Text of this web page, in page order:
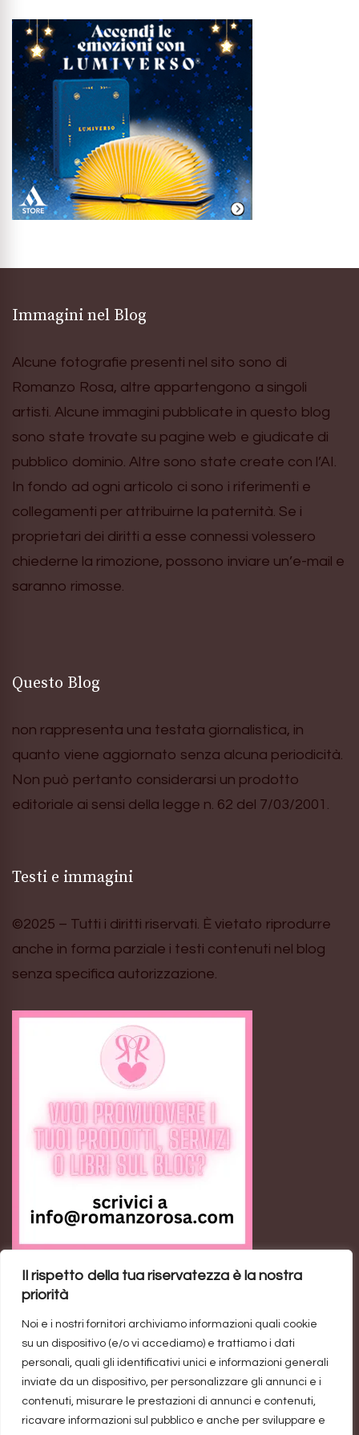
Il rispetto della tua riservatezza è la nostra
priorità
Noi e i nostri fornitori archiviamo informazioni quali cookie
su un dispositivo (e/o vi accediamo) e trattiamo i dati
personali, quali gli identificativi unici e informazioni generali
inviate da un dispositivo, per personalizzare gli annunci e i
contenuti, misurare le prestazioni di annunci e contenuti,
ricavare informazioni sul pubblico e anche per sviluppare e
Immagini nel Blog
Alcune fotografie presenti nel sito sono di
Romanzo Rosa, altre appartengono a singoli
artisti. Alcune immagini pubblicate in questo blog
sono state trovate su pagine web e giudicate di
pubblico dominio. Altre sono state create con l’AI.
In fondo ad ogni articolo ci sono i riferimenti e
collegamenti per attribuirne la paternità. Se i
proprietari dei diritti a esse connessi volessero
chiederne la rimozione, possono inviare un’e-mail e
saranno rimosse.
Questo Blog
non rappresenta una testata giornalistica, in
quanto viene aggiornato senza alcuna periodicità.
Non può pertanto considerarsi un prodotto
editoriale ai sensi della legge n. 62 del 7/03/2001.
Testi e immagini
©2025 – Tutti i diritti riservati. È vietato riprodurre
anche in forma parziale i testi contenuti nel blog
senza specifica autorizzazione.
Feed RSS
Ann the Loser: il romance contemporaneo sulla
rivincita personale
Trend di vendite del genere rosa: un’industria da un
miliardo di dollari